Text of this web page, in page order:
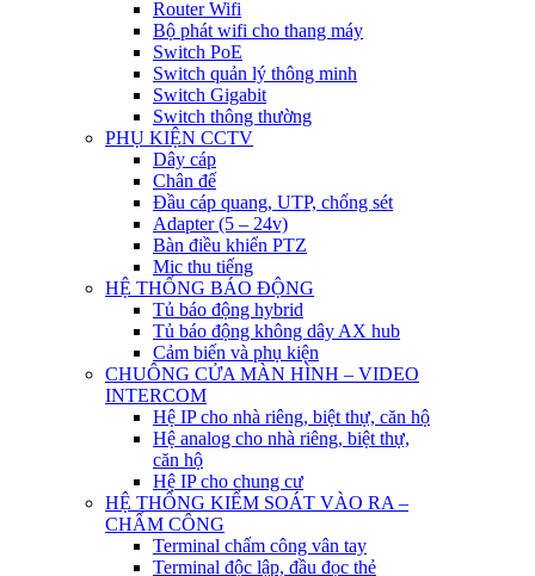
Router Wifi
Bộ phát wifi cho thang máy
Switch PoE
Switch quản lý thông minh
Switch Gigabit
Switch thông thường
PHỤ KIỆN CCTV
Dây cáp
Chân đế
Đầu cáp quang, UTP, chống sét
Adapter (5 – 24v)
Bàn điều khiển PTZ
Mic thu tiếng
HỆ THỐNG BÁO ĐỘNG
Tủ báo động hybrid
Tủ báo động không dây AX hub
Cảm biến và phụ kiện
CHUÔNG CỬA MÀN HÌNH – VIDEO
INTERCOM
Hệ IP cho nhà riêng, biệt thự, căn hộ
Hệ analog cho nhà riêng, biệt thự,
căn hộ
Hệ IP cho chung cư
HỆ THỐNG KIỂM SOÁT VÀO RA –
CHẤM CÔNG
Terminal chấm công vân tay
Terminal độc lập, đầu đọc thẻ